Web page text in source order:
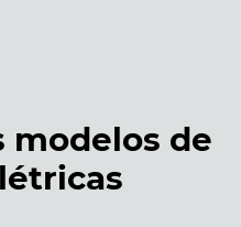
modelos de